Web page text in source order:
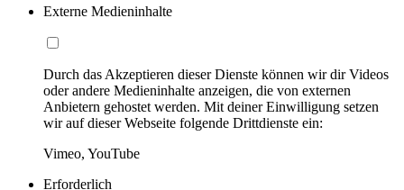
Externe Medieninhalte
Durch das Akzeptieren dieser Dienste können wir dir Videos
oder andere Medieninhalte anzeigen, die von externen
Anbietern gehostet werden. Mit deiner Einwilligung setzen
wir auf dieser Webseite folgende Drittdienste ein:
Vimeo, YouTube
Erforderlich